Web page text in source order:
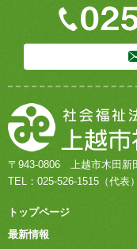
〒943-0806 上越市木田新
TEL： 025-526-1515 （代表
トップページ
最新情報